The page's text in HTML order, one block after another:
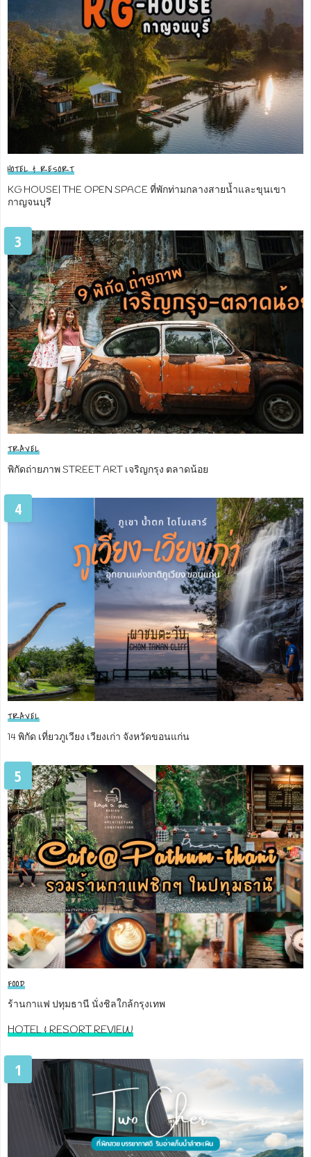
HOTEL & RESORT
KG HOUSE| THE OPEN SPACE ที่พักท่ามกลางสายน้ำและขุนเขา
กาญจนบุรี
3
TRAVEL
พิกัดถ่ายภาพ STREET ART เจริญกรุง ตลาดน้อย
4
TRAVEL
14 พิกัด เที่ยวภูเวียง เวียงเก่า จังหวัดขอนแก่น
5
FOOD
ร้านกาแฟ ปทุมธานี นั่งชิลใกล้กรุงเทพ
HOTEL & RESORT REVIEW
1